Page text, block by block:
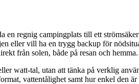
regnig campingplats till ett
eller vill ha en trygg backup för
från solen, både på resan och
watt-tal, utan att tänka på verklig
vattentålighet samt hur enkel den